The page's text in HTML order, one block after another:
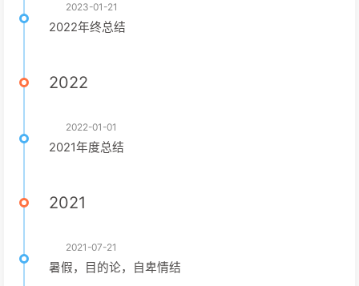
2023-01-21
2022年终总结
2022
2022-01-01
2021年度总结
2021
2021-07-21
暑假，目的论，自卑情结